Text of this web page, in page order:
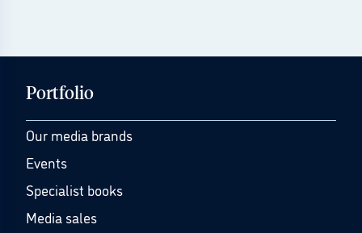
Portfolio
Our media brands
Events
Specialist books
Media sales